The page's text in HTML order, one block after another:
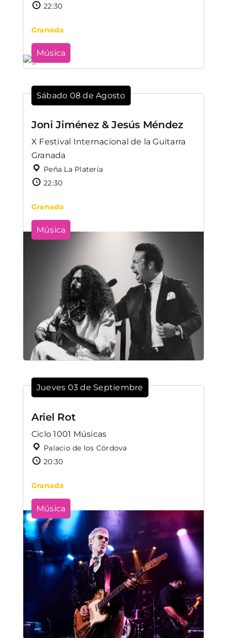
22:30
Granada
Música
Sábado 08 de Agosto
Joni Jiménez & Jesús Méndez
X Festival Internacional de la Guitarra
Granada
Peña La Platería
22:30
Granada
Música
Jueves 03 de Septiembre
Ariel Rot
Ciclo 1001 Músicas
Palacio de los Córdova
20:30
Granada
Música